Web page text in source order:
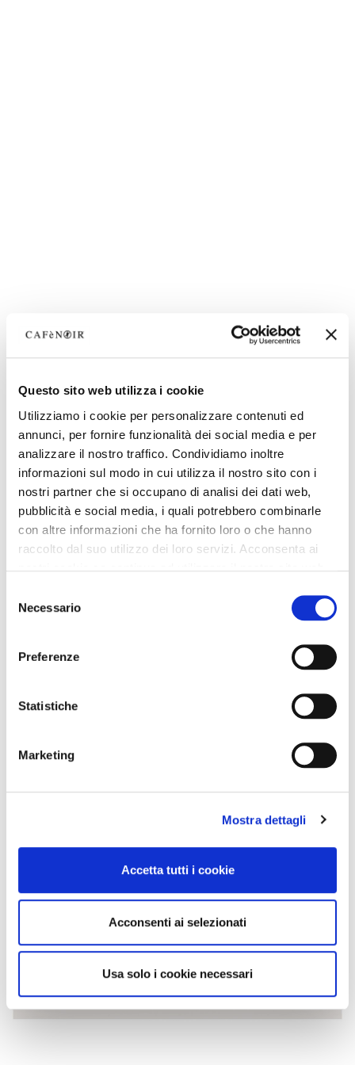
Questo sito web utilizza i cookie
Utilizziamo i cookie per personalizzare contenuti ed
annunci, per fornire funzionalità dei social media e per
analizzare il nostro traffico. Condividiamo inoltre
informazioni sul modo in cui utilizza il nostro sito con i
nostri partner che si occupano di analisi dei dati web,
pubblicità e social media, i quali potrebbero combinarle
con altre informazioni che ha fornito loro o che hanno
raccolto dal suo utilizzo dei loro servizi. Acconsenta ai
delNecessario
Preferenze
Statistiche
Marketing
Mostra dettagli
Accetta tutti i cookie
Acconsenti ai selezionati
Usa solo i cookie necessari